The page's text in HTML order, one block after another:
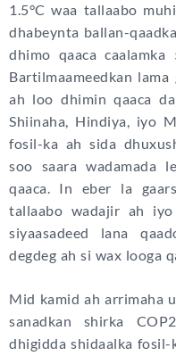
1.5°C waa tallaabo
dhabeynta ballan-
dhimo qaaca
Bartilmaameedkan
ah loo dhimin qaaca
Shiinaha, Hindiya, iyo
fosil-ka ah sida
soo saara wadamada
qaaca. In eber la
tallaabo wadajir ah iyo
siyaasadeed lana
degdeg ah si wax looga
Mid kamid ah arrimaha
sanadkan shirka
dhigidda shidaalka fosil-